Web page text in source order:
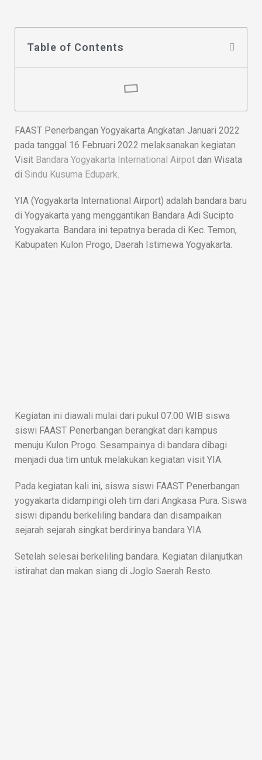
Table of Contents
FAAST Penerbangan Yogyakarta Angkatan Januari 2022
pada tanggal 16 Februari 2022 melaksanakan kegiatan
Visit Bandara Yogyakarta International Airpot dan Wisata
di Sindu Kusuma Edupark
YIA (Yogyakarta International Airport) adalah bandara baru
di Yogyakarta yang menggantikan Bandara Adi Sucipto
Yogyakarta. Bandara ini tepatnya berada di Kec. Temon,
Kabupaten Kulon Progo, Daerah Istimewa Yogyakarta.
Kegiatan ini diawali mulai dari pukul 07.00 WIB siswa
siswi FAAST Penerbangan berangkat dari kampus
menuju Kulon Progo. Sesampainya di bandara dibagi
menjadi dua tim untuk melakukan kegiatan visit YIA.
Pada kegiatan kali ini, siswa siswi FAAST Penerbangan
yogyakarta didampingi oleh tim dari Angkasa Pura. Siswa
siswi dipandu berkeliling bandara dan disampaikan
sejarah sejarah singkat berdirinya bandara YIA.
Setelah selesai berkeliling bandara. Kegiatan dilanjutkan
istirahat dan makan siang di Joglo Saerah Resto.